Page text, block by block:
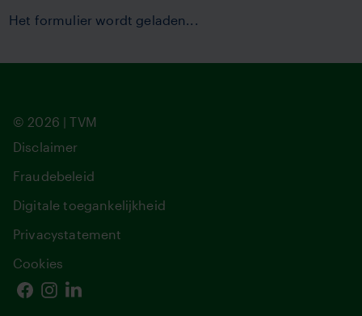
Het formulier wordt geladen...
© 2026 | TVM
Disclaimer
Fraudebeleid
Digitale toegankelijkheid
Privacystatement
Cookies
Facebook
Instagram
Linkedin